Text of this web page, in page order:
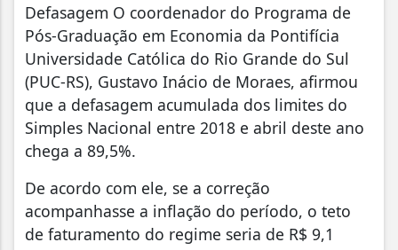
Defasagem O coordenador do Programa de
Pós-Graduação em Economia da Pontifícia
Universidade Católica do Rio Grande do Sul
(PUC-RS), Gustavo Inácio de Moraes, afirmou
que a defasagem acumulada dos limites do
Simples Nacional entre 2018 e abril deste ano
chega a 89,5%.
De acordo com ele, se a correção
acompanhasse a inflação do período, o teto
de faturamento do regime seria de R$ 9,1